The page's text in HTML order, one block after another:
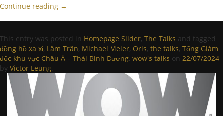
Continue reading →
This entry was posted in Homepage Slider, The Talks and tagged
đồng hồ xa xỉ, Lâm Trân, Michael Meier, Oris, the talks, Tổng Giám
đốc khu vực Châu Á – Thái Bình Dương, wow's talks on 22/07/2024
by Victor Leung.